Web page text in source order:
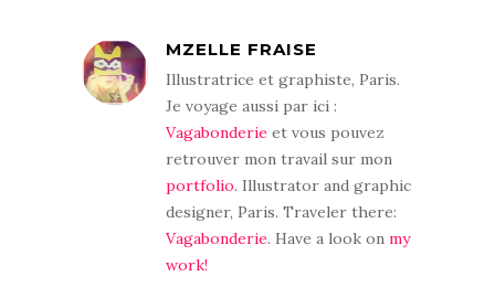
MZELLE FRAISE
Illustratrice et graphiste, Paris.
Je voyage aussi par ici :
Vagabonderie et vous pouvez
retrouver mon travail sur mon
portfolio. Illustrator and graphic
designer, Paris. Traveler there:
Vagabonderie. Have a look on my
work!